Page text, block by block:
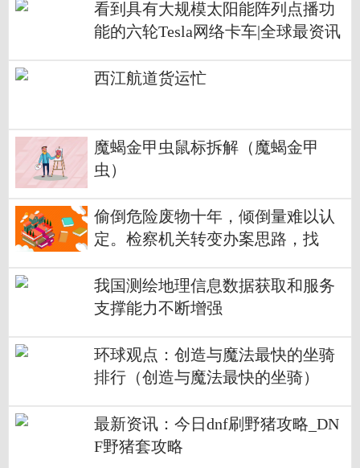
看到具有大规模太阳能阵列点播功
能的六轮Tesla网络卡车|全球最资讯
西江航道货运忙
魔蝎金甲虫鼠标拆解（魔蝎金甲
虫）
偷倒危险废物十年，倾倒量难以认
定。检察机关转变办案思路，找
确定具体倾倒量也能认定犯罪-焦点
速读
我国测绘地理信息数据获取和服务
支撑能力不断增强
环球观点：创造与魔法最快的坐骑
排行（创造与魔法最快的坐骑）
最新资讯：今日dnf刷野猪攻略_DN
F野猪套攻略